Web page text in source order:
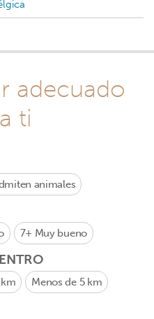
adecuado
ti
animales
7+ Muy bueno
Menos de 5 km